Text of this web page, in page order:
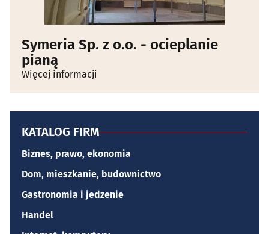
Symeria Sp. z o.o. - ocieplanie
pianą
Więcej informacji
KATALOG FIRM
Biznes, prawo, ekonomia
Dom, mieszkanie, budownictwo
Gastronomia i jedzenie
Handel